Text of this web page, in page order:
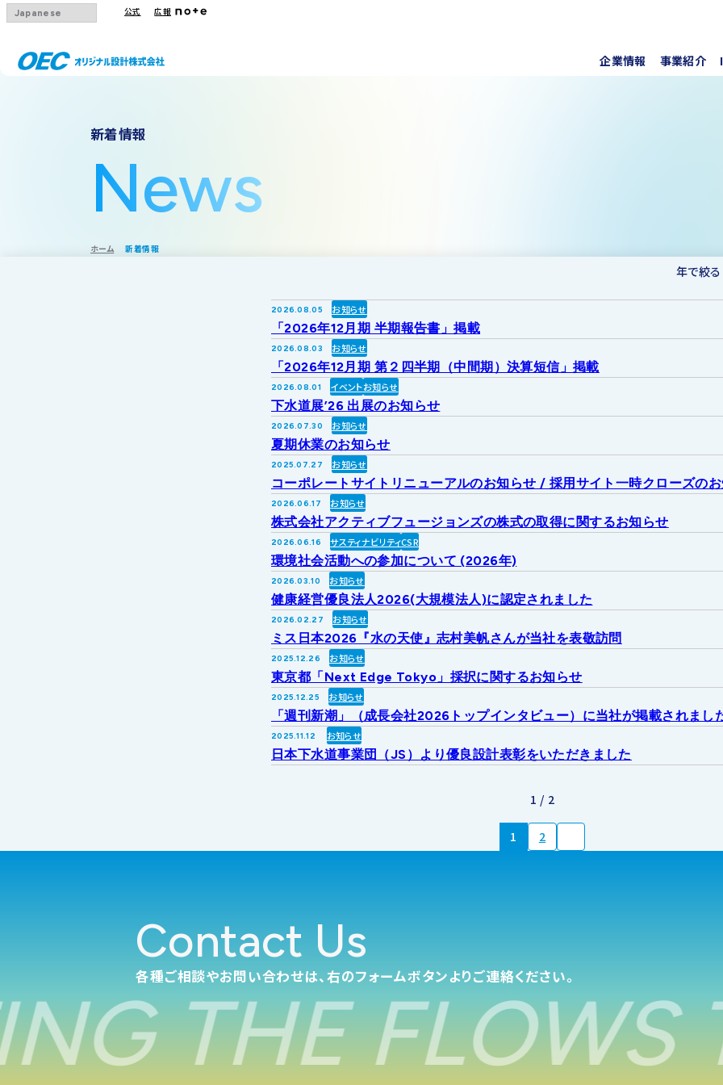
公式 広報
企業情報 事業紹介
新着情報
News
ホーム 新着情報
年で絞る
2026.08.05 お知らせ
「2026年12月期 半期報告書」掲載
2026.08.03 お知らせ
「2026年12月期 第２四半期（中間期）決算短信」掲載
2026.08.01 イベントお知らせ
下水道展’26 出展のお知らせ
2026.07.30 お知らせ
夏期休業のお知らせ
2025.07.27 お知らせ
コーポレートサイトリニューアルのお知らせ / 採用サイト一時クローズの
2026.06.17 お知らせ
株式会社アクティブフュージョンズの株式の取得に関するお知らせ
2026.06.16 サスティナビリティCSR
環境社会活動への参加について (2026年)
2026.03.10 お知らせ
健康経営優良法人2026(大規模法人)に認定されました
2026.02.27 お知らせ
ミス日本2026『水の天使』志村美帆さんが当社を表敬訪問
2025.12.26 お知らせ
東京都「Next Edge Tokyo」採択に関するお知らせ
2025.12.25 お知らせ
「週刊新潮」（成長会社2026トップインタビュー）に当社が掲載されまし
2025.11.12 お知らせ
日本下水道事業団（JS）より優良設計表彰をいただきました
1 / 2
1 2
Contact Us
各種ご相談やお問い合わせは、右のフォームボタンよりご連絡ください。
THE FLOWS